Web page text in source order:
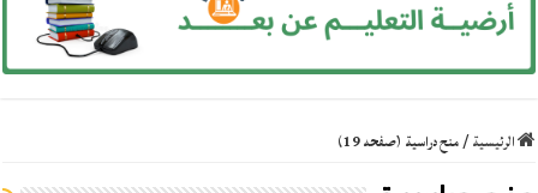
الرئيسية/منح دراسية (صفحه 19)